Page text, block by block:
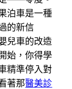
泊車是一種
的新信
兒車的改造
始，你得學
精準停入對
著那醫美診